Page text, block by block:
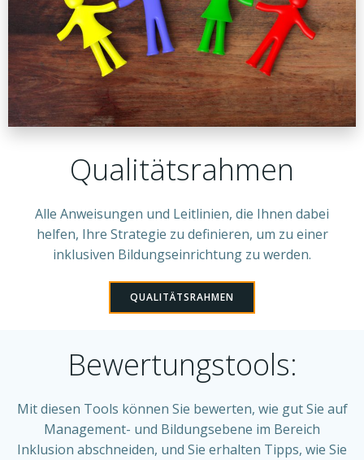
Qualitätsrahmen
Alle Anweisungen und Leitlinien, die Ihnen dabei
helfen, Ihre Strategie zu definieren, um zu einer
inklusiven Bildungseinrichtung zu werden.
QUALITÄTSRAHMEN
Bewertungstools:
Mit diesen Tools können Sie bewerten, wie gut Sie auf
Management- und Bildungsebene im Bereich
Inklusion abschneiden, und Sie erhalten Tipps, wie Sie